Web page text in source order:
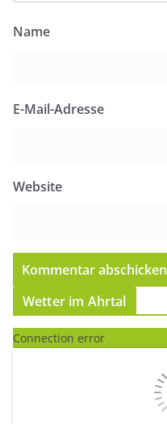
Name
E-Mail-Adresse
Website
Wetter im Ahrtal
Connection error